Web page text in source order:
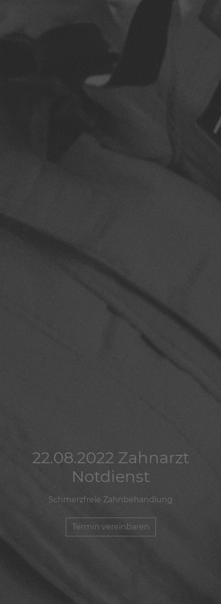
22.08.2022 Zahnarzt
Notdienst
Schmerzfreie Zahnbehandlung
Termin vereinbaren
22.08.2022 Zahnarzt
Notdienst
Schmerzfreie Zahnbehandlung
Termin vereinbaren
22.08.2022 Zahnarzt
Notdienst
Schmerzfreie Zahnbehandlung
Termin vereinbaren